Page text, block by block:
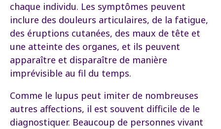
chaque individu. Les symptômes peuvent
inclure des douleurs articulaires, de la fatigue,
des éruptions cutanées, des maux de tête et
une atteinte des organes, et ils peuvent
apparaître et disparaître de manière
imprévisible au fil du temps.
Comme le lupus peut imiter de nombreuses
autres affections, il est souvent difficile de le
diagnostiquer. Beaucoup de personnes vivant